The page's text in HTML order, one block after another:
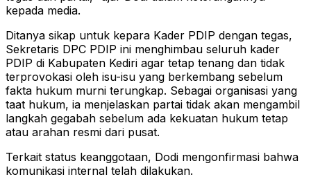
kepada media.
Ditanya sikap untuk kepara Kader PDIP dengan tegas,
Sekretaris DPC PDIP ini menghimbau seluruh kader
PDIP di Kabupaten Kediri agar tetap tenang dan tidak
terprovokasi oleh isu-isu yang berkembang sebelum
fakta hukum murni terungkap. Sebagai organisasi yang
taat hukum, ia menjelaskan partai tidak akan mengambil
langkah gegabah sebelum ada kekuatan hukum tetap
atau arahan resmi dari pusat.
Terkait status keanggotaan, Dodi mengonfirmasi bahwa
komunikasi internal telah dilakukan.